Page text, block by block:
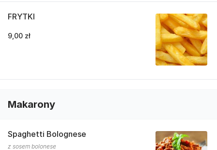
FRYTKI
9,00 zł
Makarony
Spaghetti Bolognese
z sosem bolonese